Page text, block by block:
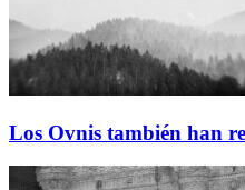
Los Ovnis también han